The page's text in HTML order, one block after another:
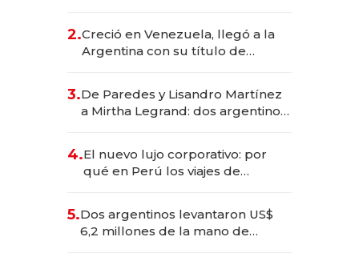
2.Creció en Venezuela, llegó a la
Argentina con su título de
las marcas "fast premium"
3.De Paredes y Lisandro Martínez
a Mirtha Legrand: dos argentinos
4.El nuevo lujo corporativo: por
qué en Perú los viajes de
para convertirse en experiencias
transformadoras
5.Dos argentinos levantaron US$
6,2 millones de la mano de